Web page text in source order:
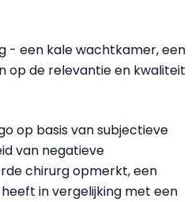
- een kale wachtkamer, een
op de relevantie en kwaliteit
op basis van subjectieve
van negatieve
chirurg opmerkt, een
in vergelijking met een